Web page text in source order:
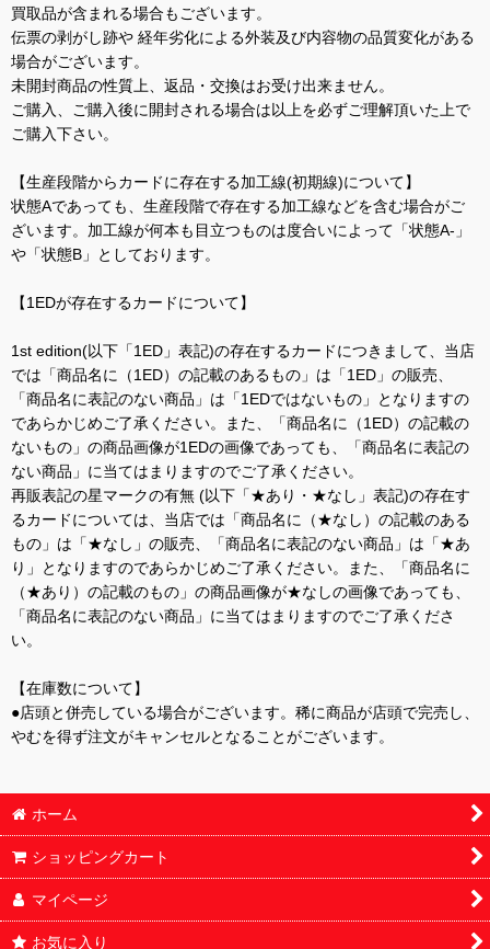
買取品が含まれる場合もございます。
伝票の剥がし跡や 経年劣化による外装及び内容物の品質変化がある
場合がございます。
未開封商品の性質上、返品・交換はお受け出来ません。
ご購入、ご購入後に開封される場合は以上を必ずご理解頂いた上で
ご購入下さい。
【生産段階からカードに存在する加工線(初期線)について】
状態Aであっても、生産段階で存在する加工線などを含む場合がご
ざいます。加工線が何本も目立つものは度合いによって「状態A-」
や「状態B」としております。
【1EDが存在するカードについて】
1st edition(以下「1ED」表記)の存在するカードにつきまして、当店
では「商品名に（1ED）の記載のあるもの」は「1ED」の販売、
「商品名に表記のない商品」は「1EDではないもの」となりますの
であらかじめご了承ください。また、「商品名に（1ED）の記載の
ないもの」の商品画像が1EDの画像であっても、「商品名に表記の
ない商品」に当てはまりますのでご了承ください。
再販表記の星マークの有無 (以下「★あり・★なし」表記)の存在す
るカードについては、当店では「商品名に（★なし）の記載のある
もの」は「★なし」の販売、「商品名に表記のない商品」は「★あ
り」となりますのであらかじめご了承ください。また、「商品名に
（★あり）の記載のもの」の商品画像が★なしの画像であっても、
「商品名に表記のない商品」に当てはまりますのでご了承くださ
い。
【在庫数について】
●店頭と併売している場合がございます。稀に商品が店頭で完売し、
やむを得ず注文がキャンセルとなることがございます。
ホーム
ショッピングカート
マイページ
お気に入り